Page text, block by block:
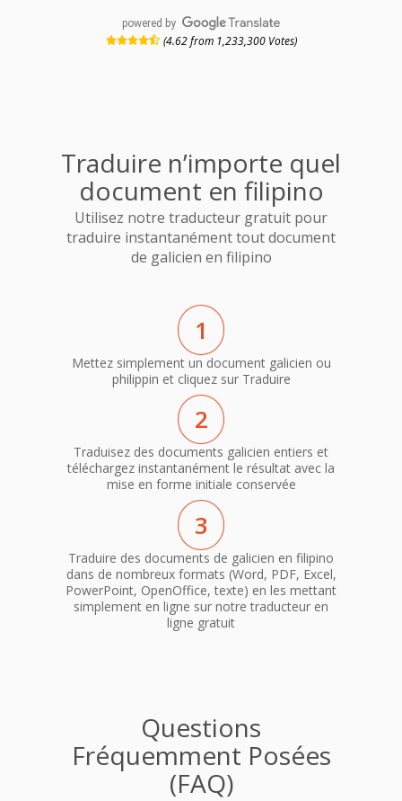
powered by
(4.62 from 1,233,300 Votes)
Traduire n’importe quel
document en filipino
Utilisez notre traducteur gratuit pour
traduire instantanément tout document
de galicien en filipino
1
Mettez simplement un document galicien ou
philippin et cliquez sur Traduire
2
Traduisez des documents galicien entiers et
téléchargez instantanément le résultat avec la
mise en forme initiale conservée
3
Traduire des documents de galicien en filipino
dans de nombreux formats (Word, PDF, Excel,
PowerPoint, OpenOffice, texte) en les mettant
simplement en ligne sur notre traducteur en
ligne gratuit
Questions
Fréquemment Posées
(FAQ)